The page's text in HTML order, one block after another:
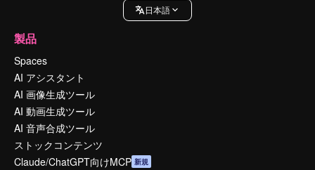
日本語
製品
Spaces
AI アシスタント
AI 画像生成ツール
AI 動画生成ツール
AI 音声合成ツール
ストックコンテンツ
Claude/ChatGPT向けMCP 新規